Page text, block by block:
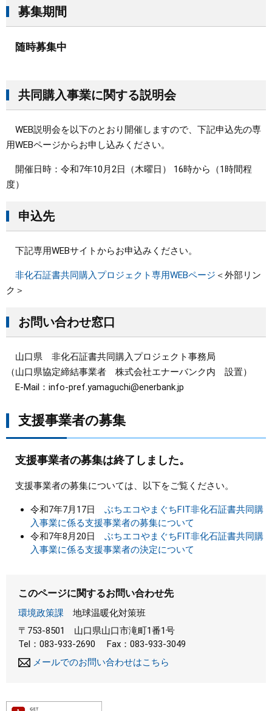
募集期間
随時募集中
共同購入事業に関する説明会
​ WEB説明会を以下のとおり開催しますので、下記申込先の専
用WEBページからお申し込みください。
開催日時：令和7年10月2日（木曜日） 16時から（1時間程
度）
申込先
下記専用WEBサイトからお申込みください。
非化石証書共同購入プロジェクト専用WEBページ ＜外部リン
ク＞
お問い合わせ窓口
山口県 非化石証書共同購入プロジェクト事務局
（山口県協定締結事業者 株式会社エナーバンク内 設置）
E-Mail：info-pref.yamaguchi@enerbank.jp
支援事業者の募集
支援事業者の募集は終了しました。
支援事業者の募集については、以下をご覧ください。
令和7年7月17日 ぶちエコやまぐちFIT非化石証書共同購
入事業に係る支援事業者の募集について
令和7年8月20日 ぶちエコやまぐちFIT非化石証書共同購
入事業に係る支援事業者の決定について
このページに関するお問い合わせ先
環境政策課
地球温暖化対策班
〒753-8501
山口県山口市滝町1番1号
Tel：083-933-2690
Fax：083-933-3049
メールでのお問い合わせはこちら